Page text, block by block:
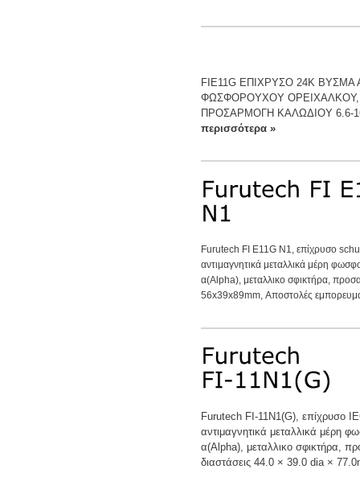
FIE11G ΕΠΙΧΡΥΣΟ 24Κ ΒΥΣΜΑ
ΦΩΣΦΟΡΟΥΧΟΥ ΟΡΕΙΧΑΛΚΟΥ,
ΠΡΟΣΑΡΜΟΓΗ ΚΑΛΩΔΙΟΥ 6.6-
περισσότερα »
Furutech FI E11G N1, επίχρυσο
αντιμαγνητικά μεταλλικά μέρη
α(Alpha), μεταλλικο σφικτήρα,
56x39x89mm, Αποστολές
Furutech FI-11N1(G), επίχρυσο
αντιμαγνητικά μεταλλικά μέρη
α(Alpha), μεταλλικο σφικτήρα,
διαστάσεις 44.0 × 39.0 dia ×